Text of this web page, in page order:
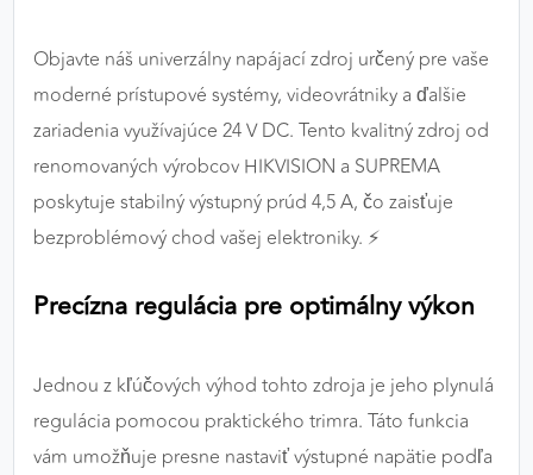
Objavte náš univerzálny napájací zdroj určený pre vaše
moderné prístupové systémy, videovrátniky a ďalšie
zariadenia využívajúce 24 V DC. Tento kvalitný zdroj od
renomovaných výrobcov HIKVISION a SUPREMA
poskytuje stabilný výstupný prúd 4,5 A, čo zaisťuje
bezproblémový chod vašej elektroniky. ⚡
Precízna regulácia pre optimálny výkon
Jednou z kľúčových výhod tohto zdroja je jeho plynulá
regulácia pomocou praktického trimra. Táto funkcia
vám umožňuje presne nastaviť výstupné napätie podľa
Poskytovateľ: Google
MARKETINGOVÉ COOKIES
stránkami. Umožňujú nám a našim partnerom
našom webe aj v reklamných sieťach tretích strán.
Google Ads